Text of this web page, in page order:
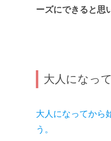
ーズにできると思
大人になっ
大人になってから
う。